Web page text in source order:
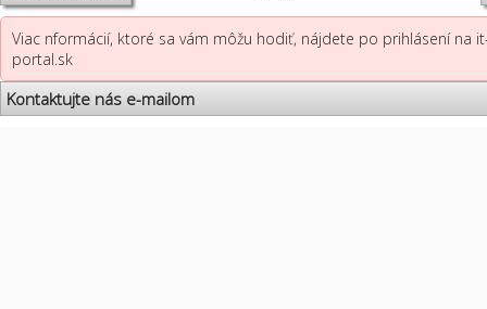
Viac nformácií, ktoré sa vám môžu hodiť, nájdete po prihlásení na
portal.sk
Kontaktujte nás e-mailom